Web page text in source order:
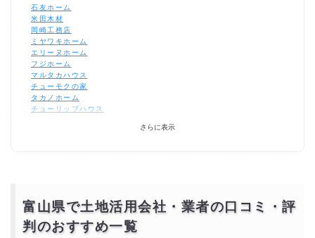
石友ホーム
米田木材
岡崎工務店
ミヤワキホーム
エリーヌホーム
フジホーム
マルタカハウス
チューモクの家
タカノホーム
チューリップハウス
フジ創アイノス
エリーヌホーム
フジホーム
マルタカハウス
チューモクの家
さらに表示
富山県で土地活用会社・業者の口コミ・評
判のおすすめ一覧